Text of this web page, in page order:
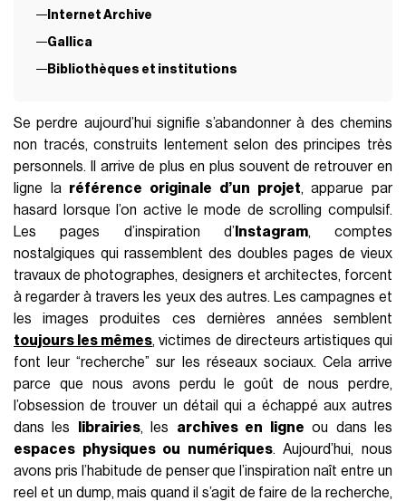
Internet Archive
Gallica
Bibliothèques et institutions
Se perdre aujourd’hui signifie s’abandonner à des chemins
non tracés, construits lentement selon des principes très
personnels. Il arrive de plus en plus souvent de retrouver en
ligne la référence originale d’un projet, apparue par
hasard lorsque l’on active le mode de scrolling compulsif.
Les pages d’inspiration d’ Instagram, comptes
nostalgiques qui rassemblent des doubles pages de vieux
travaux de photographes, designers et architectes, forcent
à regarder à travers les yeux des autres. Les campagnes et
les images produites ces dernières années semblent
toujours les mêmes, victimes de directeurs artistiques qui
font leur “recherche” sur les réseaux sociaux. Cela arrive
parce que nous avons perdu le goût de nous perdre,
l’obsession de trouver un détail qui a échappé aux autres
dans les
librairies, les archives en ligne ou dans les
espaces physiques ou numériques. Aujourd’hui, nous
avons pris l’habitude de penser que l’inspiration naît entre un
reel et un dump, mais quand il s’agit de faire de la recherche,